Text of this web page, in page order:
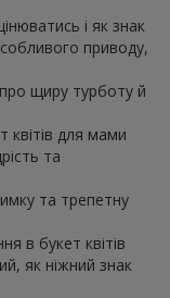
і як знак
приводу,
щиру турботу й
для мами
та
та трепетну
в букет квітів
як ніжний знак